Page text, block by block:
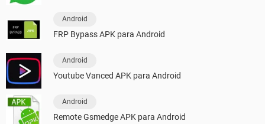
Android
FRP Bypass APK para Android
Android
Youtube Vanced APK para Android
Android
Remote Gsmedge APK para Android